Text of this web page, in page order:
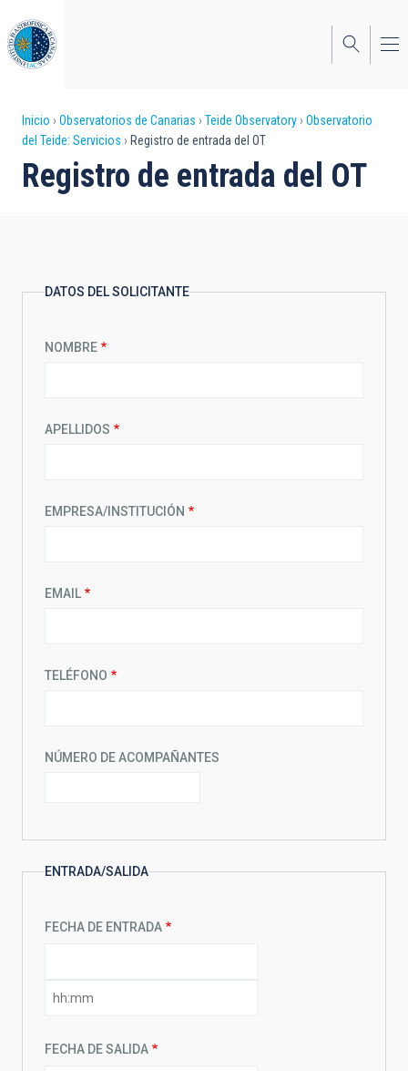
al
contenido
principal
Sobrescribir
enlaces
de
la
Inicio Observatorios de Canarias Teide Observatory
Observatorio
del Teide: Servicios
Registro de entrada del OT
Registro de entrada del OT
DATOS DEL SOLICITANTE
NOMBRE
APELLIDOS
EMPRESA/INSTITUCIÓN
EMAIL
TELÉFONO
NÚMERO DE ACOMPAÑANTES
ENTRADA/SALIDA
FECHA DE ENTRADA
ENTRADA:
HORA
FECHA DE SALIDA